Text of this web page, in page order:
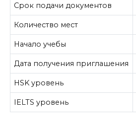
Срок подачи документов
Количество мест
Начало учебы
Дата получения приглашения
HSK уровень
IELTS уровень